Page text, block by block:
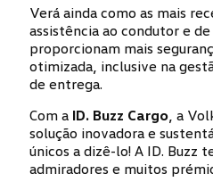
- Selecione um concessionário
Aceito a política de
Autorizo o tratamento dos
marketing de produtos e
sociedades participadas
Portugal, S.A. (Caetano),
da Salvador Caetano Auto,
Verá ainda como as mais
assistência ao condutor e
proporcionam mais
otimizada, inclusive na
de entrega.
Com a ID. Buzz Cargo, a
solução inovadora e
únicos a dizê-lo! A ID. Buzz
admiradores e muitos